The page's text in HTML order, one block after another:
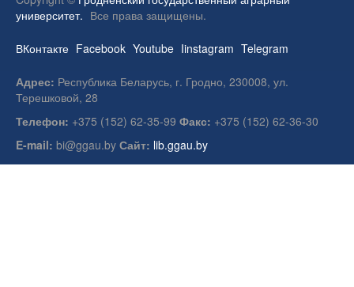
университет. Все права защищены.
ВКонтакте Facebook Youtube Iinstagram Telegram
Адрес: Республика Беларусь, г. Гродно, 230008, ул.
Терешковой, 28
Телефон: +375 (152) 62-35-99 Факс: +375 (152) 62-36-30
E-mail: bi@ggau.by Сайт: lib.ggau.by